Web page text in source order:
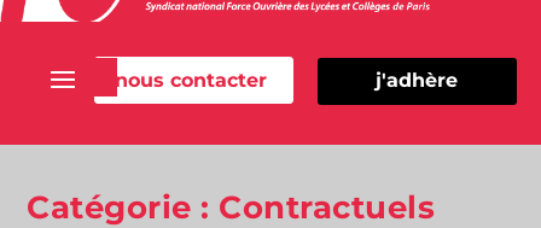
nous contacter j'adhère
Catégorie : Contractuels